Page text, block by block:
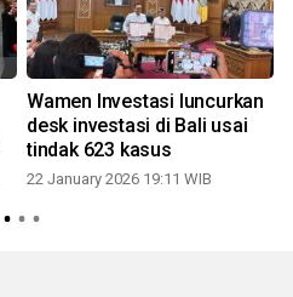
Wamen Investasi luncurkan
desk investasi di Bali usai
tindak 623 kasus
22 January 2026 19:11 WIB